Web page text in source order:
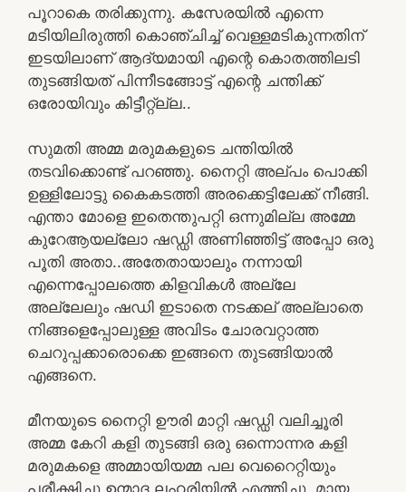
പൂറാകെ തരിക്കുന്നു. കസേരയിൽ എന്നെ
മടിയിലിരുത്തി കൊഞ്ചിച്ച് വെള്ളമടികുന്നതിന്
ഇടയിലാണ് ആദ്യമായി എന്റെ കൊതത്തിലടി
തുടങ്ങിയത് പിന്നീടങ്ങോട്ട് എന്റെ ചന്തിക്ക്
ഒരോയിവും കിട്ടീറ്റ്ല്ല..
സുമതി അമ്മ മരുമകളുടെ ചന്തിയിൽ
തടവിക്കൊണ്ട് പറഞ്ഞു. നൈറ്റി അല്പം പൊക്കി
ഉള്ളിലോട്ടു കൈകടത്തി അരക്കെട്ടിലേക്ക് നീങ്ങി.
എന്താ മോളെ ഇതെന്തുപറ്റി ഒന്നുമില്ല അമ്മേ
കുറേആയല്ലോ ഷഡ്ഡി അണിഞ്ഞിട്ട് അപ്പോ ഒരു
പൂതി അതാ..അതേതായാലും നന്നായി
എന്നെപ്പോലത്തെ കിളവികൾ അല്ലേ
അല്ലേലും ഷഡി ഇടാതെ നടക്കല് അല്ലാതെ
നിങ്ങളെപ്പോലുള്ള അവിടം ചോരവറ്റാത്ത
ചെറുപ്പക്കാരൊക്കെ ഇങ്ങനെ തുടങ്ങിയാൽ
എങ്ങനെ.
മീനയുടെ നൈറ്റി ഊരി മാറ്റി ഷഡ്ഡി വലിച്ചൂരി
അമ്മ കേറി കളി തുടങ്ങി ഒരു ഒന്നൊന്നര കളി
മരുമകളെ അമ്മായിയമ്മ പല വെറൈറ്റിയും
പരീക്ഷിച്ചു ഉന്മാദ ലഹരിയിൽ എത്തിച്ചു. മായ